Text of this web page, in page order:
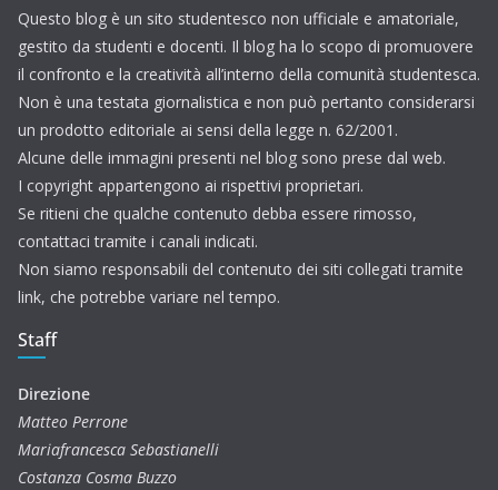
Questo blog è un sito studentesco non ufficiale e amatoriale,
gestito da studenti e docenti. Il blog ha lo scopo di promuovere
il confronto e la creatività all’interno della comunità studentesca.
Non è una testata giornalistica e non può pertanto considerarsi
un prodotto editoriale ai sensi della legge n. 62/2001.
Alcune delle immagini presenti nel blog sono prese dal web.
I copyright appartengono ai rispettivi proprietari.
Se ritieni che qualche contenuto debba essere rimosso,
contattaci tramite i canali indicati.
Non siamo responsabili del contenuto dei siti collegati tramite
link, che potrebbe variare nel tempo.
Staff
Direzione
Matteo Perrone
Mariafrancesca Sebastianelli
Costanza Cosma Buzzo